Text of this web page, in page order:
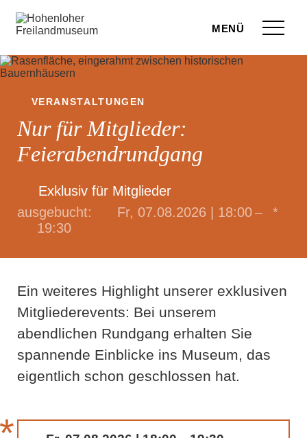
Menü
Besuch
Fragen
VERANSTALTUNGEN
Nur für Mitglieder:
Feierabendrundgang
Exklusiv für Mitglieder
Fr, 07.08.2026 | 18:00 –
19:30
*
Ein weiteres Highlight unserer exklusiven
Mitgliederevents: Bei unserem
abendlichen Rundgang erhalten Sie
spannende Einblicke ins Museum, das
eigentlich schon geschlossen hat.